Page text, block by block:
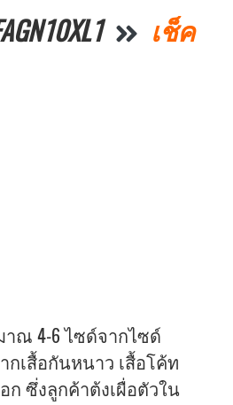
เช็ค
าณ 4-6 ไซด์จากไซด์
กเสื้อกันหนาว เสื้อโค้ท
ก ซึ่งลูกค้าต้งเผื่อตัวใน